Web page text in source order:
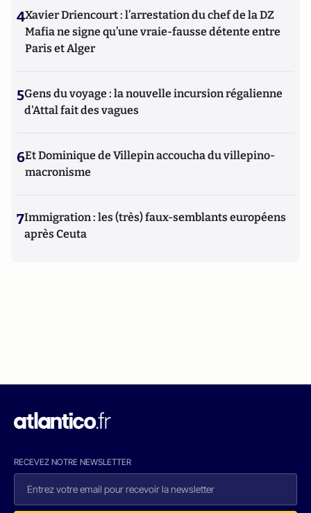
4Xavier Driencourt : l’arrestation du chef de la DZ
Mafia ne signe qu’une vraie-fausse détente entre
Paris et Alger
5Gens du voyage : la nouvelle incursion régalienne
d'Attal fait des vagues
6Et Dominique de Villepin accoucha du villepino-
macronisme
7Immigration : les (très) faux-semblants européens
après Ceuta
RECEVEZ NOTRE NEWSLETTER